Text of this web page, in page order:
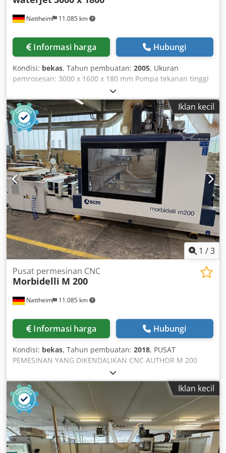
Nattheim 11.085 km
Informasi harga Hubungi
Kondisi: bekas, Tahun pembuatan: 2005, Ukuran
pemrosesan: 3000 x 1600 x 180 mm Pompa tekanan tinggi
60 HP / 45 kW Model E-60 Tekanan kerja 4.130 BAR
Konsumsi air 4,69 liter/menit Perangkat lunak: Watercad-
CAM Optimalisasi pemotongan otomatis Lokasi
penyimpanan: pelanggan Dcedpfx Aoxgfbqjitok
Iklan kecil
1 /3
Nattheim 11.085 km
Pusat permesinan CNC
Morbidelli M 200
Informasi harga Hubungi
Kondisi: bekas, Tahun pembuatan: 2018, PUSAT
PEMESINAN YANG DIKENDALIKAN CNC AUTHOR M 200
AUTHOR M200 3710x1620 Z250 - Pusat pemesinan yang
dikendalikan CNC 1 Data Teknis Area Kerja I.M.S. I.U. Area
Kerja Sumbu X 3710 mm * 146" * Area Kerja Sumbu Y 1620
mm * 63¾" * Lebar benda kerja Sumbu Y 1900 mm 74¾"
Lebar benda kerja Sumbu Z 250 mm 9¾ Panjang benda
kerja saat pemesinan bergantian 1700 + 1700 mm 67" +
67" Kecepatan perpindahan sumbu X-Y PRO-SPACE 56
m/menit 184 kaki/menit Kecepatan perpindahan sumbu X-
Iklan kecil